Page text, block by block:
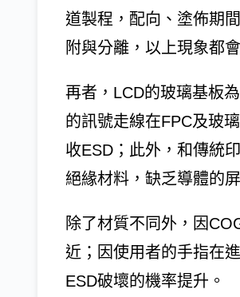
道製程，配向、塗佈期
附與分離，以上現象都
再者，LCD的玻璃基板
的訊號走線在FPC及玻
收ESD；此外，和傳統
絕緣材料，缺乏導體的
除了材質不同外，因
近；因使用者的手指在
ESD破壞的機率提升。